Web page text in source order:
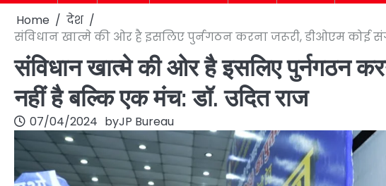
Home
देश
संविधान खात्मे की ओर है इसलिए पुर्नगठन करना जरूरी, डीओएम कोई
संविधान खात्मे की ओर है इसलिए पुर्नगठन
नहीं है बल्कि एक मंच: डॉ. उदित राज
07/04/2024 byJP Bureau